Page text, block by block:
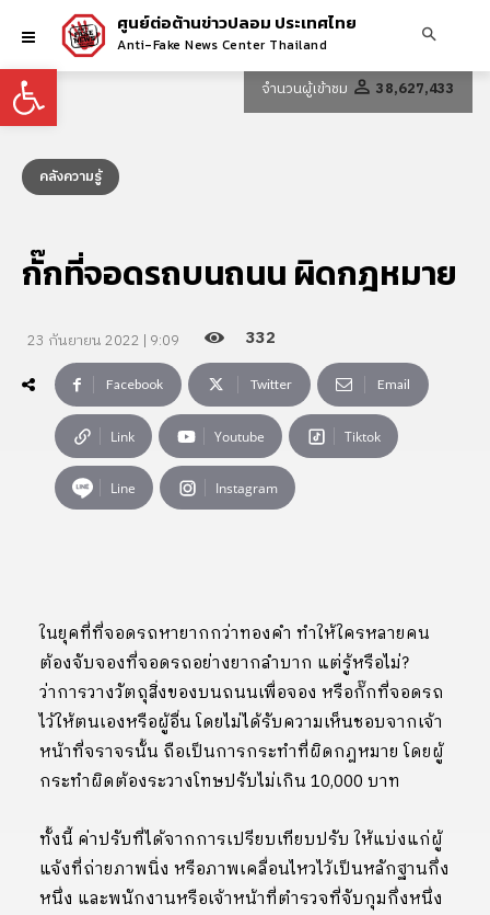
Open toolbar
ศูนย์ต่อต้านข่าวปลอม ประเทศไทย
Anti-Fake News Center Thailand
จำนวนผู้เข้าชม 38,627,433
คลังความรู้
กั๊กที่จอดรถบนถนน ผิดกฎหมาย
23 กันยายน 2022 | 9:09 332
Facebook Twitter Email
Link Youtube Tiktok
Line Instagram
ในยุคที่ที่จอดรถหายากกว่าทองคำ ทำให้ใครหลายคน
ต้องจับจองที่จอดรถอย่างยากลำบาก แต่รู้หรือไม่?
ว่าการวางวัตถุสิ่งของบนถนนเพื่อจอง หรือกั๊กที่จอดรถ
ไว้ให้ตนเองหรือผู้อื่น โดยไม่ได้รับความเห็นชอบจากเจ้า
หน้าที่จราจรนั้น ถือเป็นการกระทำที่ผิดกฎหมาย โดยผู้
กระทำผิดต้องระวางโทษปรับไม่เกิน 10,000 บาท
ทั้งนี้ ค่าปรับที่ได้จากการเปรียบเทียบปรับ ให้แบ่งแก่ผู้
แจ้งที่ถ่ายภาพนิ่ง หรือภาพเคลื่อนไหวไว้เป็นหลักฐานกึ่ง
หนึ่ง และพนักงานหรือเจ้าหน้าที่ตำรวจที่จับกุมกึ่งหนึ่ง